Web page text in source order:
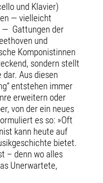
und Klavier)
— vielleicht
— Gattungen der
und
Komponistinnen
sondern stellt
Aus diesen
entstehen immer
erweitern oder
von der ein neues
es so: »Oft
kann heute auf
bietet.
– denn wo alles
Unerwartete,